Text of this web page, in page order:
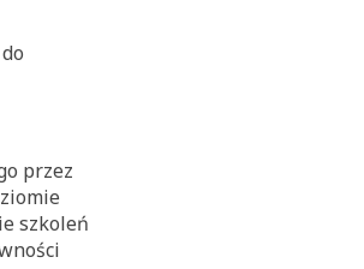
przez
szkoleń